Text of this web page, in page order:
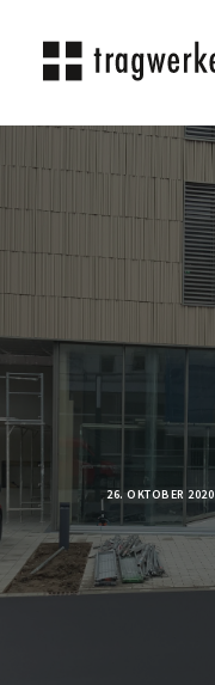
TRAGWERKEPLUS
BLOG
REFERENZEN
ÜBER UNS
KARRIERE
26. OKTOBER 2020